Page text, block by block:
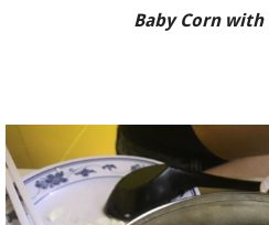
Baby Corn